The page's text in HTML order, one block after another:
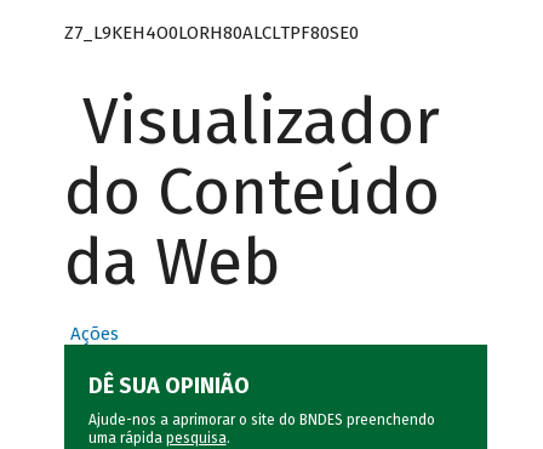
Z7_L9KEH4O0LORH80ALCLTPF80SE0
Visualizador
do Conteúdo
da Web
Ações
DÊ SUA OPINIÃO
Ajude-nos a aprimorar o site do BNDES preenchendo
uma rápida pesquisa.